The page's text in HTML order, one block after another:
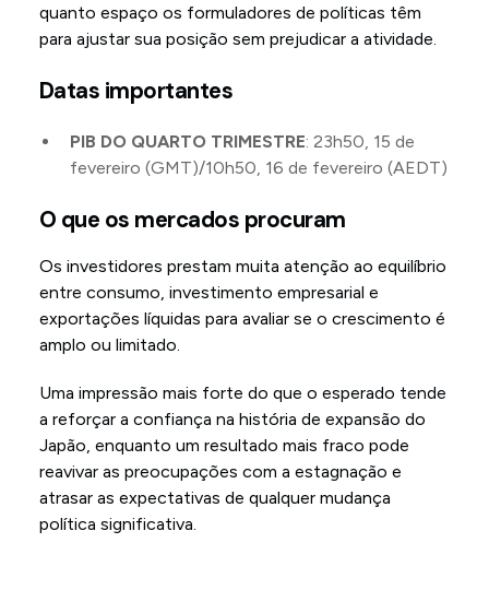
quanto espaço os formuladores de políticas têm
para ajustar sua posição sem prejudicar a atividade.
Datas importantes
PIB DO QUARTO TRIMESTRE: 23h50, 15 de
fevereiro (GMT)/10h50, 16 de fevereiro (AEDT)
O que os mercados procuram
Os investidores prestam muita atenção ao equilíbrio
entre consumo, investimento empresarial e
exportações líquidas para avaliar se o crescimento é
amplo ou limitado.
Uma impressão mais forte do que o esperado tende
a reforçar a confiança na história de expansão do
Japão, enquanto um resultado mais fraco pode
reavivar as preocupações com a estagnação e
atrasar as expectativas de qualquer mudança
política significativa.